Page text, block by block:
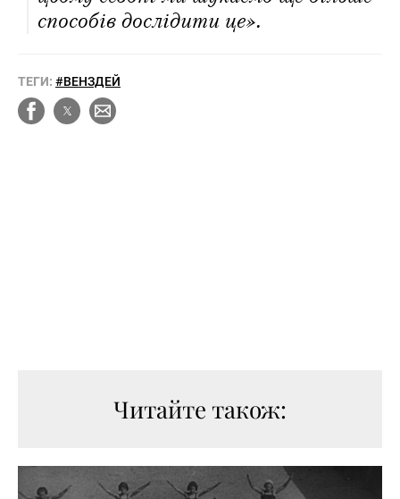
способів дослідити це».
ТЕГИ: #ВЕНЗДЕЙ
Читайте також: